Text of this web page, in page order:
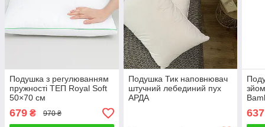
Подушка з регулюванням
пружності ТЕП Royal Soft
50×70 см
679 ₴ 970 ₴
Подушка Тик наповнювач
штучний лебединий пух
АРДА
637